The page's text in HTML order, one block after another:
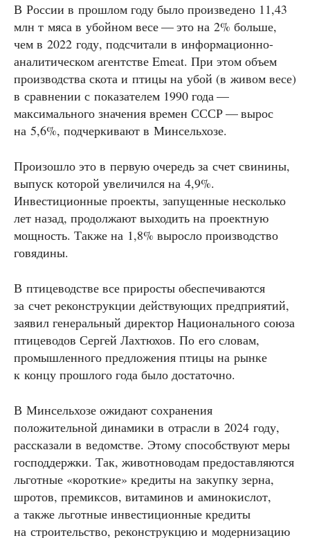
В России в прошлом году было произведено 11,43
млн т мяса в убойном весе — это на 2% больше,
чем в 2022 году, подсчитали в информационно-
аналитическом агентстве Emeat. При этом объем
производства скота и птицы на убой (в живом весе)
в сравнении с показателем 1990 года —
максимального значения времен СССР — вырос
на 5,6%, подчеркивают в Минсельхозе.
Произошло это в первую очередь за счет свинины,
выпуск которой увеличился на 4,9%.
Инвестиционные проекты, запущенные несколько
лет назад, продолжают выходить на проектную
мощность. Также на 1,8% выросло производство
говядины.
В птицеводстве все приросты обеспечиваются
за счет реконструкции действующих предприятий,
заявил генеральный директор Национального союза
птицеводов Сергей Лахтюхов. По его словам,
промышленного предложения птицы на рынке
к концу прошлого года было достаточно.
В Минсельхозе ожидают сохранения
положительной динамики в отрасли в 2024 году,
рассказали в ведомстве. Этому способствуют меры
господдержки. Так, животноводам предоставляются
льготные «короткие» кредиты на закупку зерна,
шротов, премиксов, витаминов и аминокислот,
а также льготные инвестиционные кредиты
на строительство, реконструкцию и модернизацию